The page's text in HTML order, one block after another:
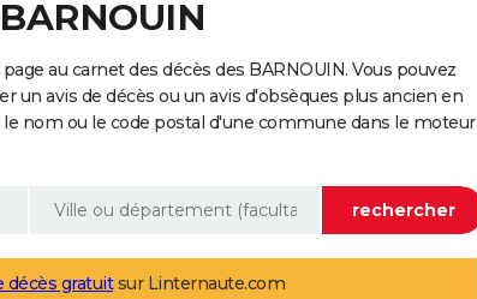
au carnet des décès des BARNOUIN. Vous pouvez
un avis de décès ou un avis d'obsèques plus ancien en
nom ou le code postal d'une commune dans le moteur
décès gratuitsur Linternaute.com